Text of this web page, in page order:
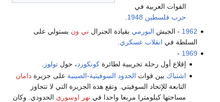
القوات العربية في
حرب فلسطين 1948
1962 - الجيش البورمي بقيادة الجنرال ني ون يستولي على
السلطة في انقلاب عسكري
1969
-
إقلاع أول رحلة تجريبية لطائرة كونكورد، حول تولوز
اشتباك بين قوات الحدود السوفيتية-الصينية على جزيرة دامان
التابعة للإتحاد السوفيتي. وتقع هذه الجزيرة التي لا تتجاوز
مساحتها كيلومترا مربعا واحدا في نهر اوسوري الحدودي. وكان